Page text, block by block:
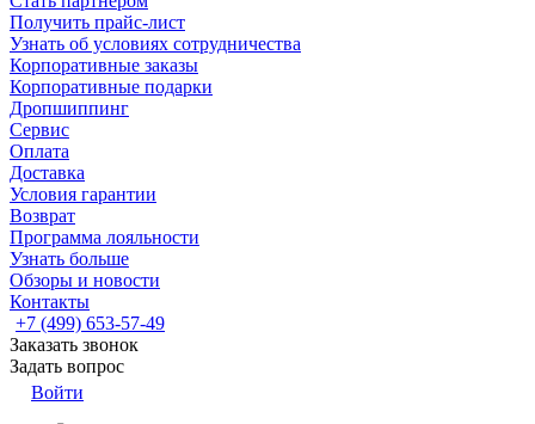
Получить прайс-лист
Узнать об условиях сотрудничества
Корпоративные заказы
Корпоративные подарки
Дропшиппинг
Сервис
Оплата
Доставка
Условия гарантии
Возврат
Программа лояльности
Узнать больше
Обзоры и новости
Контакты
+7 (499) 653-57-49
Заказать звонок
Задать вопрос
Войти